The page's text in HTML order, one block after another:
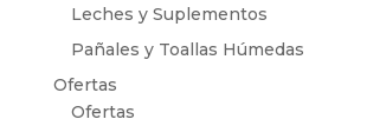
Leches y Suplementos
Pañales y Toallas Húmedas
Ofertas
Ofertas